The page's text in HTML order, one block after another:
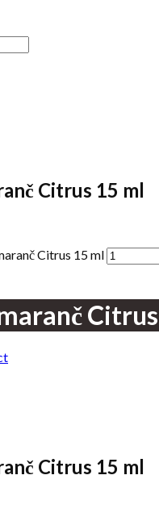
Citrus 15 ml
Citrus 15 ml
Citrus 15 ml